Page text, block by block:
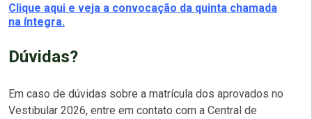
Clique aqui e veja a convocação da quinta chamada
na íntegra.
Dúvidas?
Em caso de dúvidas sobre a matrícula dos aprovados no
Vestibular 2026, entre em contato com a Central de